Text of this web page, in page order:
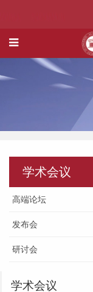
学术会议
高端论坛
发布会
研讨会
学术会议